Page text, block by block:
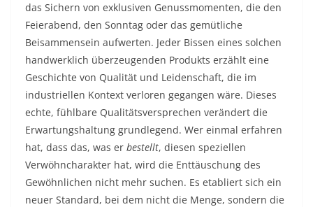
das Sichern von exklusiven Genussmomenten, die den
Feierabend, den Sonntag oder das gemütliche
Beisammensein aufwerten. Jeder Bissen eines solchen
handwerklich überzeugenden Produkts erzählt eine
Geschichte von Qualität und Leidenschaft, die im
industriellen Kontext verloren gegangen wäre. Dieses
echte, fühlbare Qualitätsversprechen verändert die
Erwartungshaltung grundlegend. Wer einmal erfahren
hat, dass das, was er bestellt, diesen speziellen
Verwöhncharakter hat, wird die Enttäuschung des
Gewöhnlichen nicht mehr suchen. Es etabliert sich ein
neuer Standard, bei dem nicht die Menge, sondern die